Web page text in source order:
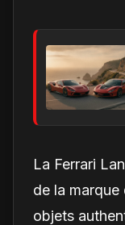
La Ferrari
de la marque
objets